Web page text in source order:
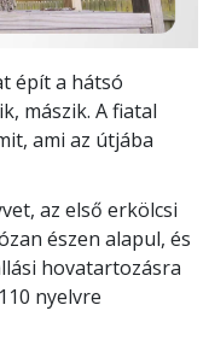
épít a hátsó
mászik. A fiatal
ami az útjába
az első erkölcsi
észen alapul, és
hovatartozásra
nyelvre